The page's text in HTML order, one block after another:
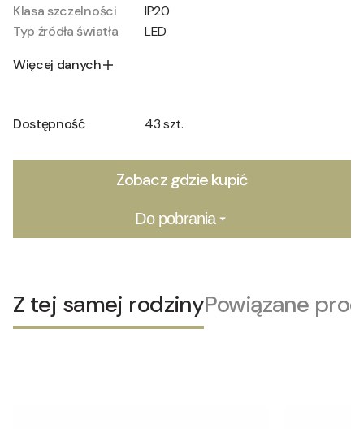
Klasa szczelności
IP20
Typ źródła światła
LED
Więcej danych
Dostępność 43 szt.
Zobacz gdzie kupić
Do pobrania
Z tej samej rodzinyPowiązane